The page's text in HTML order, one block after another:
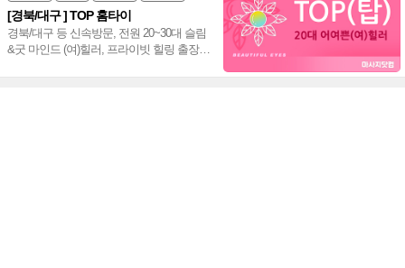
[경북/대구 ] TOP 홈타이
경북/대구 등 신속방문, 전원 20~30대 슬림
&굿 마인드 (여)힐러, 프라이빗 힐링 출장